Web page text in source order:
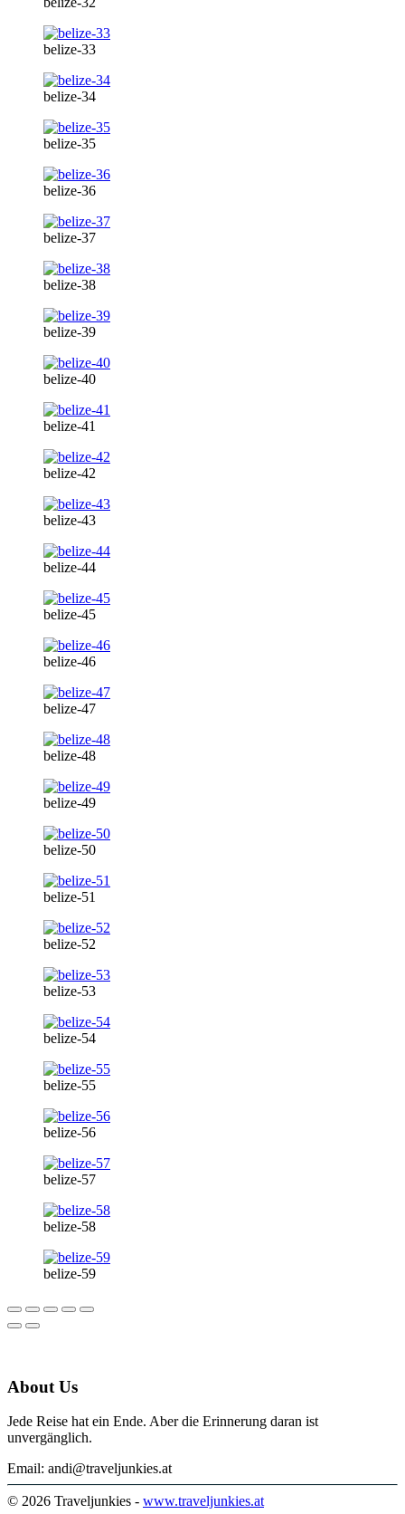
belize-33
belize-34
belize-35
belize-36
belize-37
belize-38
belize-39
belize-40
belize-41
belize-42
belize-43
belize-44
belize-45
belize-46
belize-47
belize-48
belize-49
belize-50
belize-51
belize-52
belize-53
belize-54
belize-55
belize-56
belize-57
belize-58
belize-59
About Us
Jede Reise hat ein Ende. Aber die Erinnerung daran ist
unvergänglich.
Email: andi@traveljunkies.at
© 2026 Traveljunkies - www.traveljunkies.at